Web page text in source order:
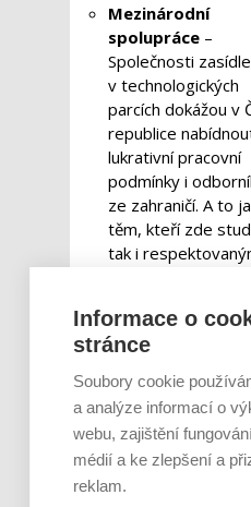
Mezinárodní
spolupráce –
Společnosti
v technologických
parcích dokážou v
republice
lukrativní pracovní
podmínky i
ze zahraničí. A to
těm, kteří zde
tak i
špičkových
firmách kdekoliv na
světě. Drtivá většina
firem působících ve
parcích má
přesah, obchoduje
světových trzích, a
Informace o
stránce
Soubory cookie
a analýze informací o
webu, zajištění
médií a ke zlepšení a
reklam.